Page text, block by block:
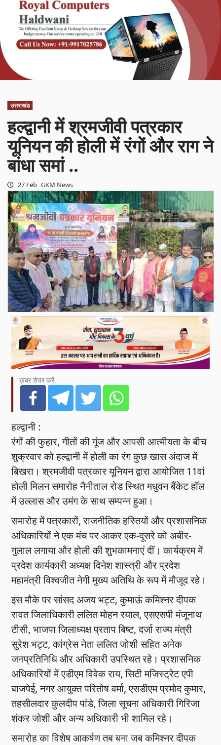
उत्तराखंड
हल्द्वानी में श्रमजीवी पत्रकार
यूनियन की होली में रंगों और राग ने
बांधा समां ..
27 Feb GKM News
ख़बर शेयर करें
हल्द्वानी :
रंगों की फुहार, गीतों की गूंज और आपसी आत्मीयता के बीच
शुक्रवार को हल्द्वानी में होली का रंग कुछ खास अंदाज में
बिखरा। श्रमजीवी पत्रकार यूनियन द्वारा आयोजित 11वां
होली मिलन समारोह नैनीताल रोड स्थित मधुवन बैंकेट हॉल
में उल्लास और उमंग के साथ सम्पन्न हुआ।
समारोह में पत्रकारों, राजनीतिक हस्तियों और प्रशासनिक
अधिकारियों ने एक मंच पर आकर एक-दूसरे को अबीर-
गुलाल लगाया और होली की शुभकामनाएं दीं। कार्यक्रम में
प्रदेश कार्यकारी अध्यक्ष दिनेश शास्त्री और प्रदेश
महामंत्री विश्वजीत नेगी मुख्य अतिथि के रूप में मौजूद रहे।
इस मौके पर सांसद अजय भट्ट, कुमाऊं कमिश्नर दीपक
रावत जिलाधिकारी ललित मोहन रयाल, एसएसपी मंजूनाथ
टीसी, भाजपा जिलाध्यक्ष प्रताप बिष्ट, दर्जा राज्य मंत्री
सुरेश भट्ट, कांग्रेस नेता ललित जोशी सहित अनेक
जनप्रतिनिधि और अधिकारी उपस्थित रहे। प्रशासनिक
अधिकारियों में एडीएम विवेक राय, सिटी मजिस्ट्रेट एपी
बाजपेई, नगर आयुक्त परितोष वर्मा, एसडीएम प्रमोद कुमार,
तहसीलदार कुलदीप पांडे, जिला सूचना अधिकारी गिरिजा
शंकर जोशी और अन्य अधिकारी भी शामिल रहे।
समारोह का विशेष आकर्षण तब बना जब कमिश्नर दीपक